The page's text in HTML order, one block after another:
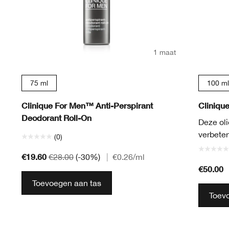
1 maat
75 ml
Clinique For Men™ Anti-Perspirant
Deodorant Roll-On
(0)
€19.60 €28.00 (-30%) €0.26/ml
Toevoegen aan tas
100 ml
Deze
€50.00